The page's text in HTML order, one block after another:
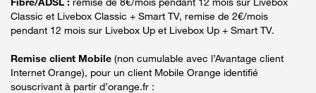
Classic et Livebox Classic + Smart TV, remise de 2€/mois
pendant 12 mois sur Livebox Up et Livebox Up + Smart TV.
Remise client Mobile (non cumulable avec l’Avantage client
Internet Orange), pour un client Mobile Orange identifié
souscrivant à partir d’orange.fr :